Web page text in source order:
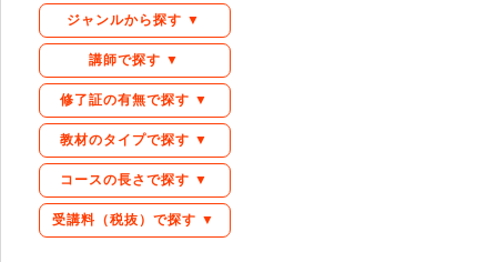
ジャンルから探す ▼
講師で探す ▼
修了証の有無で探す ▼
教材のタイプで探す ▼
コースの長さで探す ▼
受講料（税抜）で探す ▼